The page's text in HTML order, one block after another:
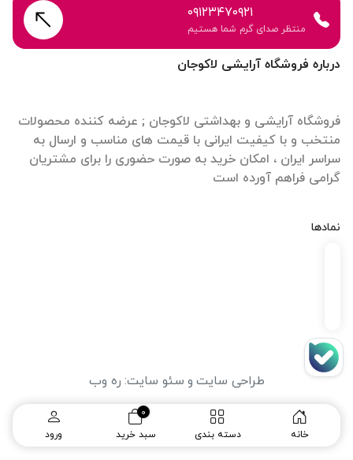
خانه دسته بندی سبد خرید
0
ورود
درباره فروشگاه آرایشی لاکوجان
فروشگاه آرایشی و بهداشتی لاکوجان ; عرضه کننده محصولات
منتخب و با کیفیت ایرانی با قیمت های مناسب و ارسال به
سراسر ایران ، امکان خرید به صورت حضوری را برای مشتریان
گرامی فراهم آورده است
نمادها
۰۹۱۲۳۴۷۰۹۲۱
منتظر صدای گرم شما هستیم
طراحی سایت و سئو سایت: ره وب